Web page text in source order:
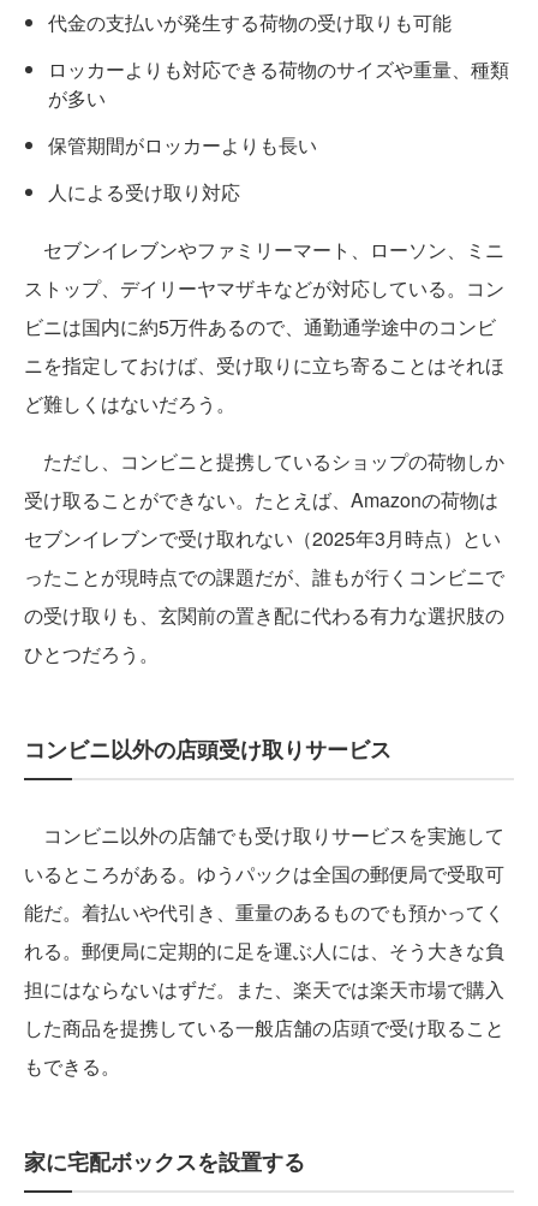
代金の支払いが発生する荷物の受け取りも可能
ロッカーよりも対応できる荷物のサイズや重量、種類
が多い
保管期間がロッカーよりも長い
人による受け取り対応
セブンイレブンやファミリーマート、ローソン、ミニ
ストップ、デイリーヤマザキなどが対応している。コン
ビニは国内に約5万件あるので、通勤通学途中のコンビ
ニを指定しておけば、受け取りに立ち寄ることはそれほ
ど難しくはないだろう。
ただし、コンビニと提携しているショップの荷物しか
受け取ることができない。たとえば、Amazonの荷物は
セブンイレブンで受け取れない（2025年3月時点）とい
ったことが現時点での課題だが、誰もが行くコンビニで
の受け取りも、玄関前の置き配に代わる有力な選択肢の
ひとつだろう。
コンビニ以外の店頭受け取りサービス
コンビニ以外の店舗でも受け取りサービスを実施して
いるところがある。ゆうパックは全国の郵便局で受取可
能だ。着払いや代引き、重量のあるものでも預かってく
れる。郵便局に定期的に足を運ぶ人には、そう大きな負
担にはならないはずだ。また、楽天では楽天市場で購入
した商品を提携している一般店舗の店頭で受け取ること
もできる。
家に宅配ボックスを設置する